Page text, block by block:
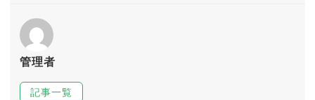
管理者
記事一覧